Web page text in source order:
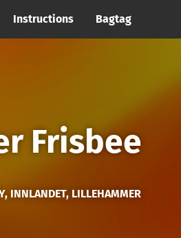
Instructions Bagtag
Frisbee
INNLANDET, LILLEHAMMER